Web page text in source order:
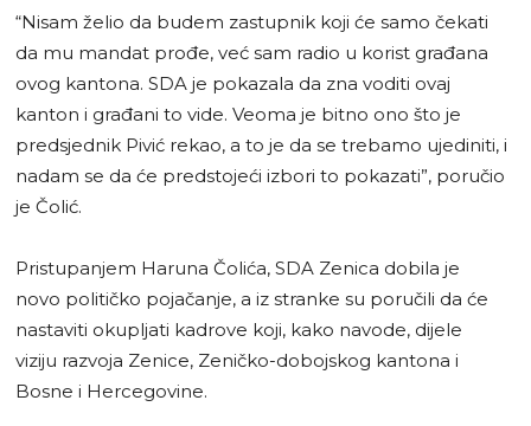
“Nisam želio da budem zastupnik koji će samo čekati
da mu mandat prođe, već sam radio u korist građana
ovog kantona. SDA je pokazala da zna voditi ovaj
kanton i građani to vide. Veoma je bitno ono što je
predsjednik Pivić rekao, a to je da se trebamo ujediniti, i
nadam se da će predstojeći izbori to pokazati”, poručio
je Čolić.
Pristupanjem Haruna Čolića, SDA Zenica dobila je
novo političko pojačanje, a iz stranke su poručili da će
nastaviti okupljati kadrove koji, kako navode, dijele
viziju razvoja Zenice, Zeničko-dobojskog kantona i
Bosne i Hercegovine.